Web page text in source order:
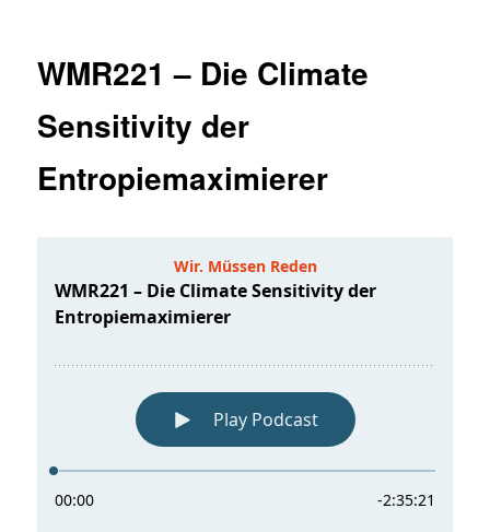
WMR221 – Die Climate
Sensitivity der
Entropiemaximierer